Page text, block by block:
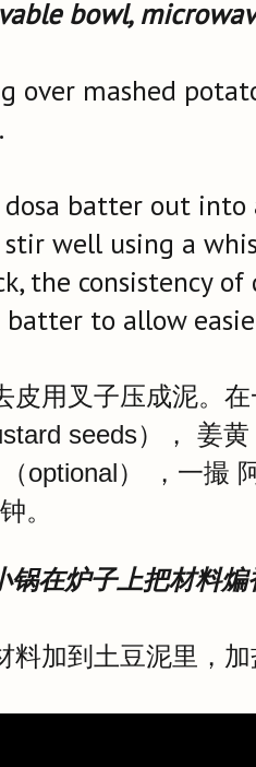
bowl,
over mashed
dosa batter out
stir well using a
the consistency
to allow
皮用叉子压成泥。
seeds），
姜黄
optional） ， 一撮
。
锅在炉子上把材料煸
料加到土豆泥里，